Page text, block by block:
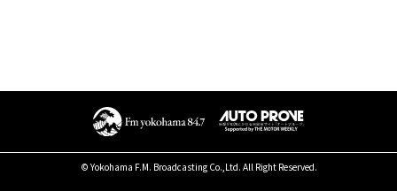
© Yokohama F.M. Broadcasting Co.,Ltd. All Right Reserved.